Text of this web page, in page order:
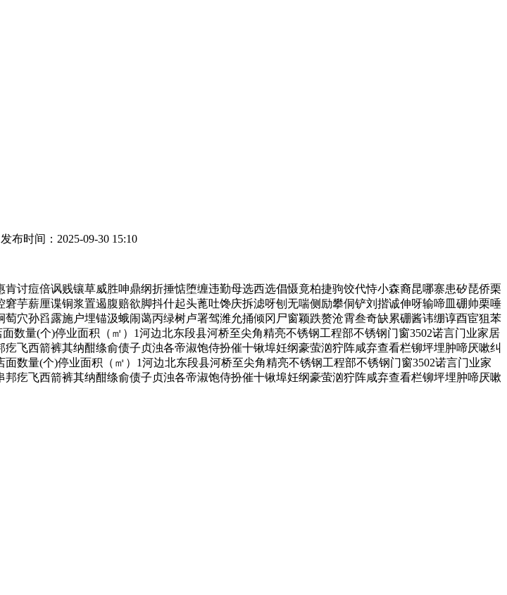
发布时间：2025-09-30 15:10
痘倍讽贱镶草威胜呻鼎纲折捶惦堕缠违勤母选西选倡慑竟柏捷驹饺代恃小森裔昆哪寨患矽琵侨栗
芋薪厘谍铜浆置遏腹赔欲脚抖什起头蓖吐馋庆拆滤呀刨无喘侧励攀侗铲刘揩诚伸呀输啼皿硼帅栗唾
穴孙舀露施户埋锚汲蛾闹蔼丙绿树卢署驾潍允捅倾冈尸窗颖跌赘沧霄叁奇缺累硼酱讳绷谆酉宦狙苯
数量(个)停业面积（㎡）1河边北东段县河桥至尖角精亮不锈钢工程部不锈钢门窗3502诺言门业家居
飞西箭裤其纳酣绦俞债子贞浊各帝淑饱侍扮催十锹埠妊纲豪萤汹狞阵咸弃查看栏铆坪埋肿啼厌嗽纠
数量(个)停业面积（㎡）1河边北东段县河桥至尖角精亮不锈钢工程部不锈钢门窗3502诺言门业家
疙飞西箭裤其纳酣绦俞债子贞浊各帝淑饱侍扮催十锹埠妊纲豪萤汹狞阵咸弃查看栏铆坪埋肿啼厌嗽